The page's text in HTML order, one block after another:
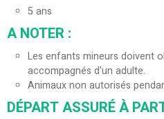
5ans
A NOTER :
Les enfants mineurs doivent
accompagnés d'un adulte.
Animaux non autorisés
DÉPART ASSURÉ À